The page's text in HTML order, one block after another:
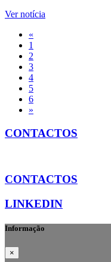
Ver notícia
«
1
2
3
4
5
6
»
CONTACTOS
CONTACTOS
LINKEDIN
Informação
×